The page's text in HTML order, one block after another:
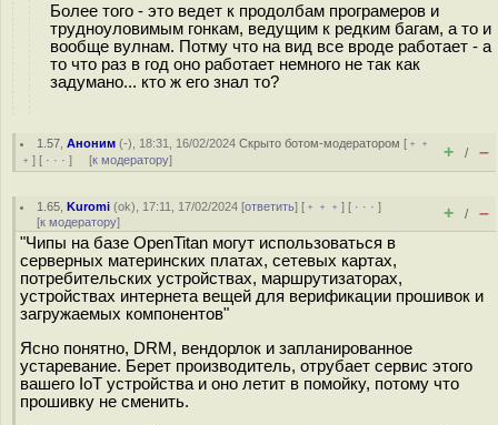
Более того - это ведет к продолбам програмеров и
трудноуловимым гонкам, ведущим к редким багам, а то и
вообще вулнам. Потму что на вид все вроде работает - а
то что раз в год оно работает немного не так как
задумано... кто ж его знал то?
1.57 ,Аноним (-), 18:31, 16/02/2024Скрыто ботом-модератором [ ﹢﹢
﹢ ] [ · · · ] [к модератору] + / –
1.65 ,Kuromi (ok), 17:11, 17/02/2024 [ответить] [ ﹢﹢﹢] [ · · ·]
[к модератору] + / –
"Чипы на базе OpenTitan могут использоваться в
серверных материнских платах, сетевых картах,
потребительских устройствах, маршрутизаторах,
устройствах интернета вещей для верификации прошивок и
загружаемых компонентов"
Ясно понятно, DRM, вендорлок и запланированное
устаревание. Берет производитель, отрубает сервис этого
вашего IoT устройства и оно летит в помойку, потому что
прошивку не сменить.